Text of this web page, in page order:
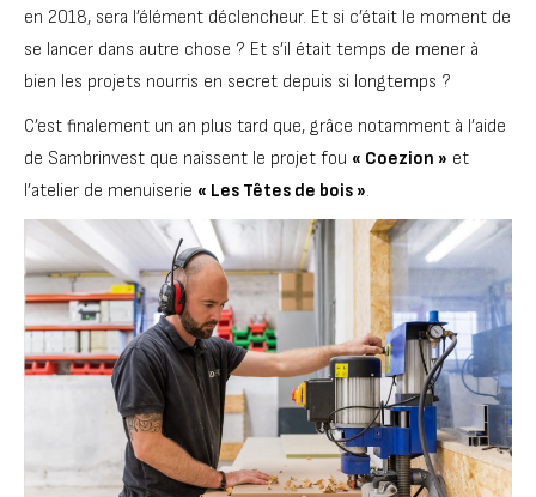
en 2018, sera l’élément déclencheur. Et si c’était le moment de
se lancer dans autre chose ? Et s’il était temps de mener à
bien les projets nourris en secret depuis si longtemps ?
C’est finalement un an plus tard que, grâce notamment à l’aide
de Sambrinvest que naissent le projet fou « Coezion » et
l’atelier de menuiserie « Les Têtes de bois ».